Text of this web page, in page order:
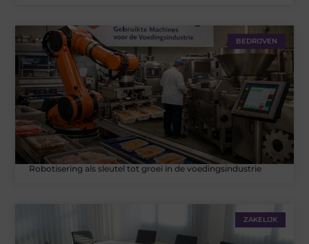
BEDRIJVEN
Robotisering als sleutel tot groei in de voedingsindustrie
ZAKELIJK